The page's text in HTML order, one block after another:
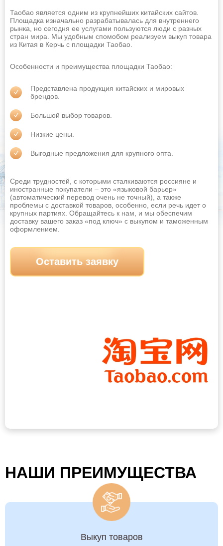
Таобао является одним из крупнейших китайских сайтов.
Площадка изначально разрабатывалась для внутреннего
рынка, но сегодня ее услугами пользуются люди с разных
стран мира. Мы удобным спомобом реализуем выкуп товара
из Китая в Керчь с площадки Таобао.
Особенности и преимущества площадки Таобао:
Представлена продукция китайских и мировых
брендов.
Большой выбор товаров.
Низкие цены.
Выгодные предложения для крупного опта.
Среди трудностей, с которыми сталкиваются россияне и
иностранные покупатели – это «языковой барьер»
(автоматический перевод очень не точный), а также
проблемы с доставкой товаров, особенно, если речь идет о
крупных партиях. Обращайтесь к нам, и мы обеспечим
доставку вашего заказ «под ключ» с выкупом и таможенным
оформлением.
Оставить заявку
НАШИ ПРЕИМУЩЕСТВА
Выкуп товаров
Оставить заявку
Оставить заявку
Краснодар Красноярск
Курган Курск
Кызыл Липецк
Михайловск
Мурманск
Набережные Челны
Нальчик
Нефтеюганск Нижневартовск
Нижнекамск Нижний Новгород
Нижний Тагил Новокузнецк
Новочебоксарск
Новошахтинск
Оренбург
Пенза
Пермь
Пятигорск Ростов-на-Дону
Самара Санкт-Петербург
Саратов
Северодвинск
Симферополь